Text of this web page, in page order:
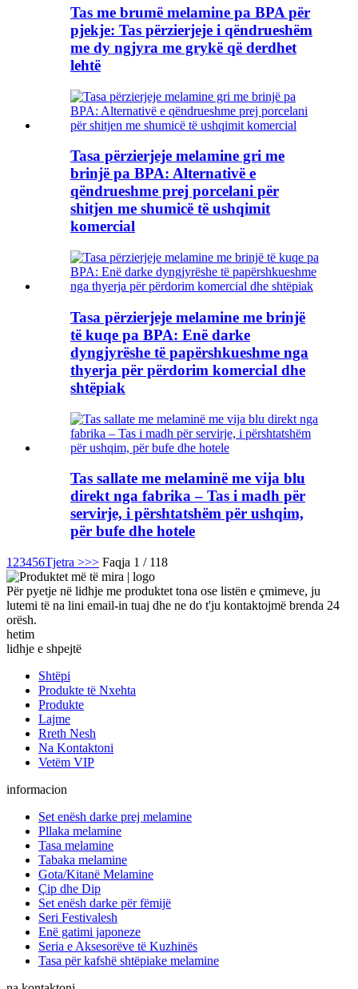
Tas me brumë melamine pa BPA për
pjekje: Tas përzierjeje i qëndrueshëm
me dy ngjyra me grykë që derdhet
lehtë
Tasa përzierjeje melamine gri me
brinjë pa BPA: Alternativë e
qëndrueshme prej porcelani për
shitjen me shumicë të ushqimit
komercial
Tasa përzierjeje melamine me brinjë
të kuqe pa BPA: Enë darke
dyngjyrëshe të papërshkueshme nga
thyerja për përdorim komercial dhe
shtëpiak
Tas sallate me melaminë me vija blu
direkt nga fabrika – Tas i madh për
servirje, i përshtatshëm për ushqim,
për bufe dhe hotele
1 23456Tjetra >>> Faqja 1 / 118
Për pyetje në lidhje me produktet tona ose listën e çmimeve, ju
lutemi të na lini email-in tuaj dhe ne do t'ju kontaktojmë brenda 24
orësh.
hetim
lidhje e shpejtë
Shtëpi
Produkte të Nxehta
Produkte
Lajme
Rreth Nesh
Na Kontaktoni
Vetëm VIP
informacion
Set enësh darke prej melamine
Pllaka melamine
Tasa melamine
Tabaka melamine
Gota/Kitanë Melamine
Çip dhe Dip
Set enësh darke për fëmijë
Seri Festivalesh
Enë gatimi japoneze
Seria e Aksesorëve të Kuzhinës
Tasa për kafshë shtëpiake melamine